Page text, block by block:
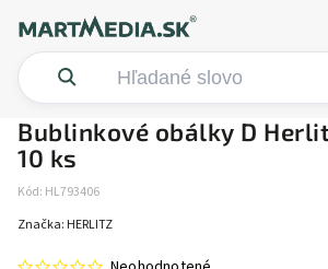
Bublinkové obálky D
10 ks
Kód: HL793406
Značka: HERLITZ